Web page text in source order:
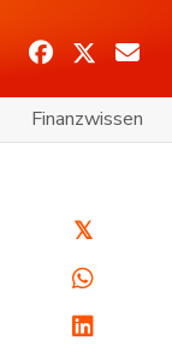
Finanzwissen
𝕏